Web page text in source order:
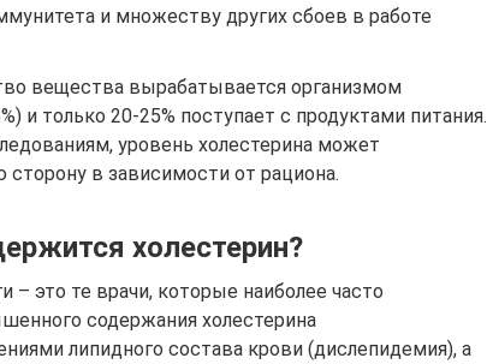
и множеству других сбоев в работе
вещества вырабатывается организмом
и только 20-25% поступает с продуктами питания.
уровень холестерина может
сторону в зависимости от рациона.
холестерин?
– это те врачи, которые наиболее часто
содержания холестерина
липидного состава крови (дислепидемия), а